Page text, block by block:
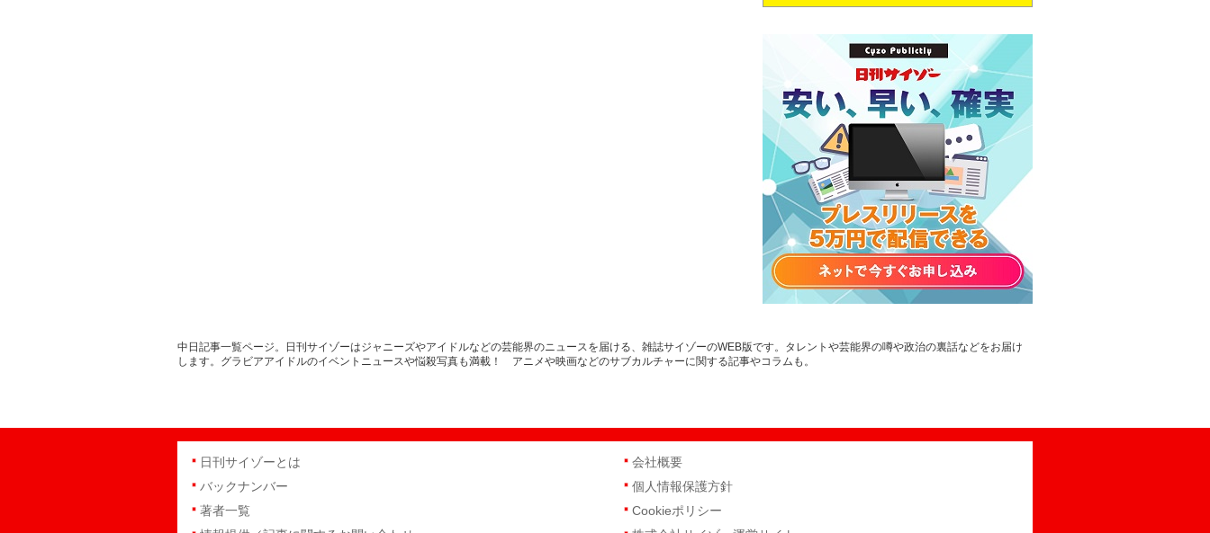
中日記事一覧ページ。日刊サイゾーはジャニーズやアイドルなどの芸能界のニュースを届ける、雑誌サイゾーのWEB版です。タレントや芸能界の噂や政治の裏話などをお届け
します。グラビアアイドルのイベントニュースや悩殺写真も満載！ アニメや映画などのサブカルチャーに関する記事やコラムも。
日刊サイゾーとは
バックナンバー
著者一覧
会社概要
個人情報保護方針
Cookieポリシー